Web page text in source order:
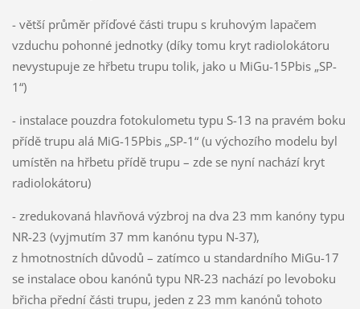
- větší průměr příďové části trupu s kruhovým lapačem
vzduchu pohonné jednotky (díky tomu kryt radiolokátoru
nevystupuje ze hřbetu trupu tolik, jako u MiGu-15Pbis „SP-
1“)
- instalace pouzdra fotokulometu typu S-13 na pravém boku
přídě trupu alá MiG-15Pbis „SP-1“ (u výchozího modelu byl
umístěn na hřbetu přídě trupu – zde se nyní nachází kryt
radiolokátoru)
- zredukovaná hlavňová výzbroj na dva 23 mm kanóny typu
NR-23 (vyjmutím 37 mm kanónu typu N-37),
z hmotnostních důvodů – zatímco u standardního MiGu-17
se instalace obou kanónů typu NR-23 nachází po levoboku
břicha přední části trupu, jeden z 23 mm kanónů tohoto